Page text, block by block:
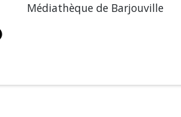
Médiathèque de Barjouville